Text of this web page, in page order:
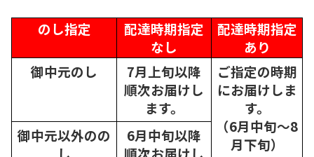
のし指定
配達時期指定
なし
配達時期指定
あり
御中元のし
7月上旬以降
順次お届けし
ます。
ご指定の時期
にお届けしま
す。
（6月中旬～8
月下旬）
御中元以外のの
し
6月中旬以降
順次お届けし